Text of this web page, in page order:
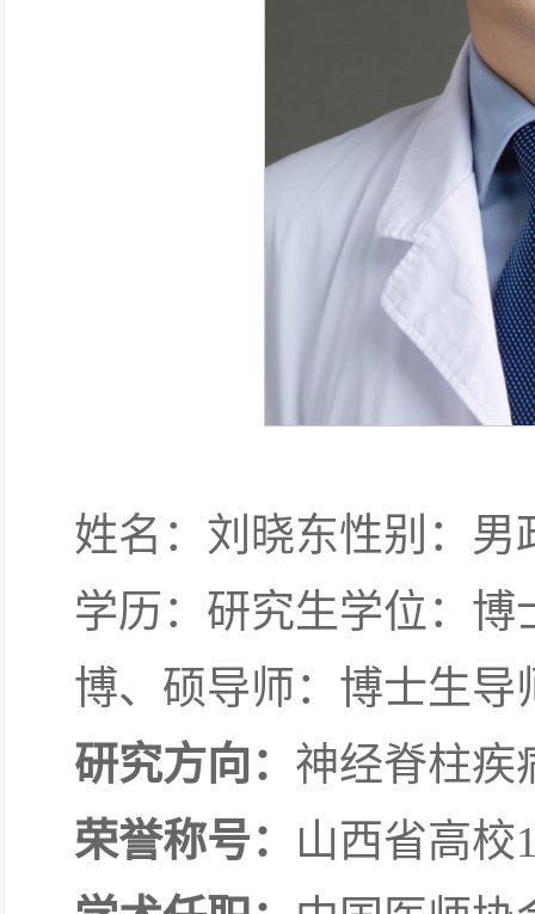
姓名：刘晓东性别：男
学历：研究生学位：博
博、硕导师：博士生导
研究方向： 神经脊柱疾
荣誉称号： 山西省高校